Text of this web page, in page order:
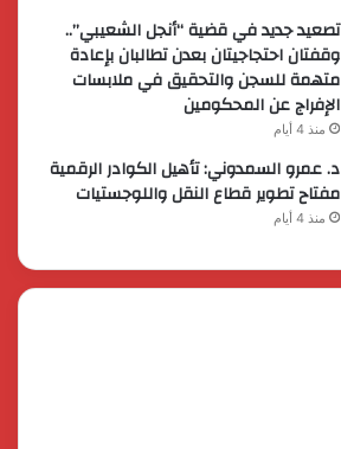
تصعيد جديد في قضية “أنجل الشعيبي”..
وقفتان احتجاجيتان بعدن تطالبان بإعادة
متهمة للسجن والتحقيق في ملابسات
الإفراج عن المحكومين
منذ 4 أيام
د. عمرو السمدوني: تأهيل الكوادر الرقمية
مفتاح تطوير قطاع النقل واللوجستيات
منذ 4 أيام